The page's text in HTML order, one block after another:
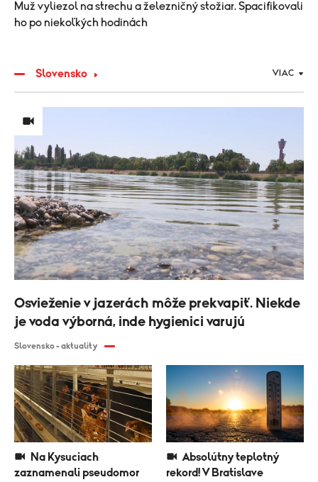
Muž vyliezol na strechu a železničný stožiar. Spacifikovali
ho po niekoľkých hodinách
Slovensko VIAC
Osvieženie v jazerách môže prekvapiť. Niekde
je voda výborná, inde hygienici varujú
Slovensko - aktuality
zaznamenali pseudomor
Absolútny teplotný
rekord! V Bratislave